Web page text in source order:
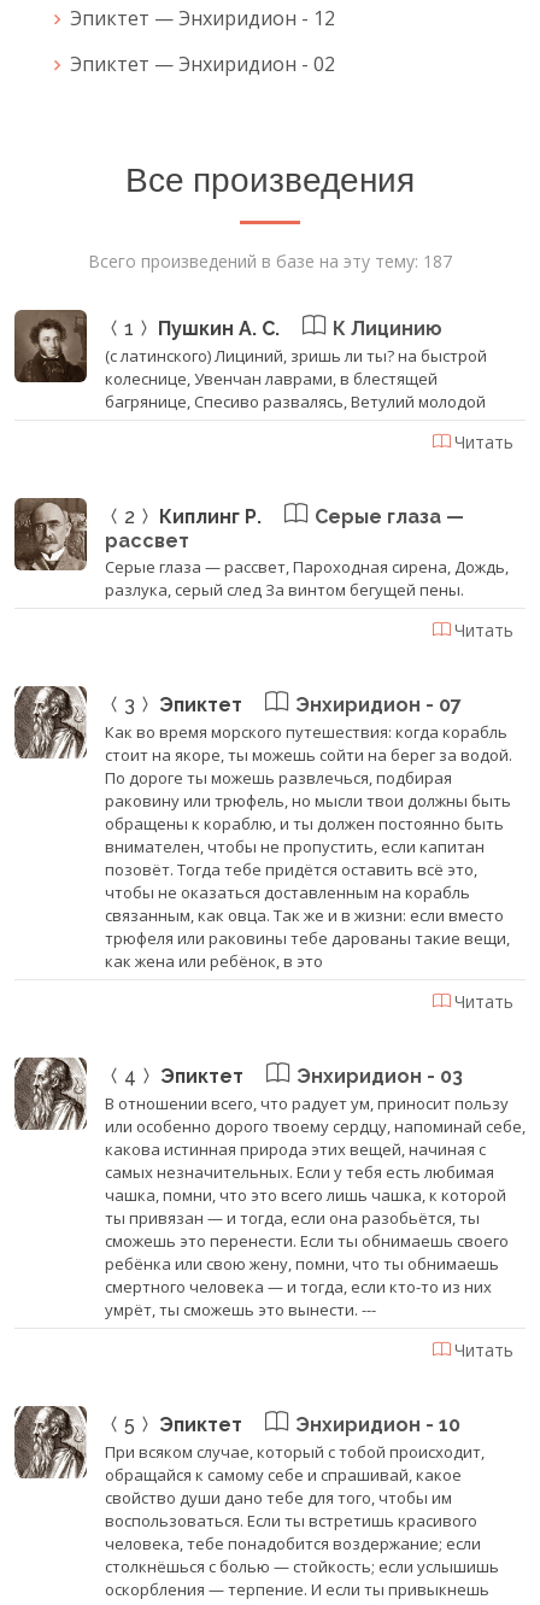
Эпиктет — Энхиридион - 12
Эпиктет — Энхиридион - 02
Все произведения
Всего произведений в базе на эту тему: 187
1 Пушкин А. С. К Лицинию
(с латинского) Лициний, зришь ли ты? на быстрой
колеснице, Увенчан лаврами, в блестящей
багрянице, Спесиво развалясь, Ветулий молодой
Читать
2 Киплинг Р.
Серые глаза —
рассвет
Серые глаза — рассвет, Пароходная сирена, Дождь,
разлука, серый след За винтом бегущей пены.
Читать
3 Эпиктет Энхиридион - 07
Как во время морского путешествия: когда корабль
стоит на якоре, ты можешь сойти на берег за водой.
По дороге ты можешь развлечься, подбирая
раковину или трюфель, но мысли твои должны быть
обращены к кораблю, и ты должен постоянно быть
внимателен, чтобы не пропустить, если капитан
позовёт. Тогда тебе придётся оставить всё это,
чтобы не оказаться доставленным на корабль
связанным, как овца. Так же и в жизни: если вместо
трюфеля или раковины тебе дарованы такие вещи,
как жена или ребёнок, в это
Читать
4 Эпиктет Энхиридион - 03
В отношении всего, что радует ум, приносит пользу
или особенно дорого твоему сердцу, напоминай себе,
какова истинная природа этих вещей, начиная с
самых незначительных. Если у тебя есть любимая
чашка, помни, что это всего лишь чашка, к которой
ты привязан — и тогда, если она разобьётся, ты
сможешь это перенести. Если ты обнимаешь своего
ребёнка или свою жену, помни, что ты обнимаешь
смертного человека — и тогда, если кто-то из них
умрёт, ты сможешь это вынести. ---
Читать
5 Эпиктет Энхиридион - 10
При всяком случае, который с тобой происходит,
обращайся к самому себе и спрашивай, какое
свойство души дано тебе для того, чтобы им
воспользоваться. Если ты встретишь красивого
человека, тебе понадобится воздержание; если
столкнёшься с болью — стойкость; если услышишь
оскорбления — терпение. И если ты привыкнешь